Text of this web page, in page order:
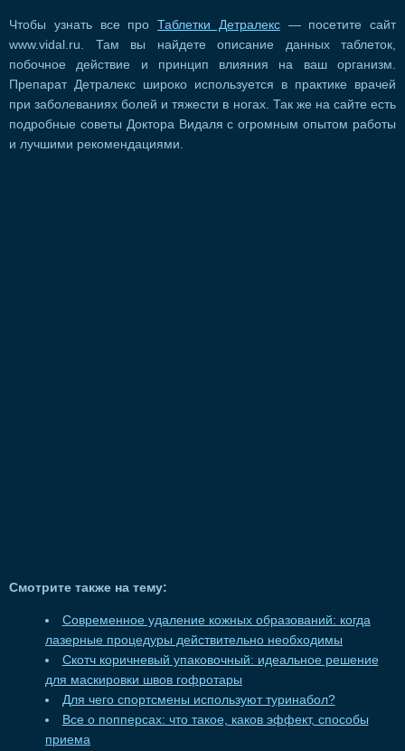
Чтобы узнать все про Таблетки Детралекс— посетите сайт
www.vidal.ru. Там вы найдете описание данных таблеток,
побочное действие и принцип влияния на ваш организм.
Препарат Детралекс широко используется в практике врачей
при заболеваниях болей и тяжести в ногах. Так же на сайте есть
подробные советы Доктора Видаля с огромным опытом работы
и лучшими рекомендациями.
Смотрите также на тему:
Современное удаление кожных образований: когда
лазерные процедуры действительно необходимы
Скотч коричневый упаковочный: идеальное решение
для маскировки швов гофротары
Для чего спортсмены используют туринабол?
Все о попперсах: что такое, каков эффект, способы
приема